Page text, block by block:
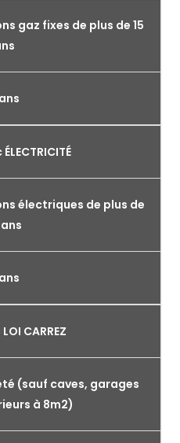
gaz fixes de plus de 15
électriques de plus de
ans
CARREZ
(sauf caves, garages
à 8m2)